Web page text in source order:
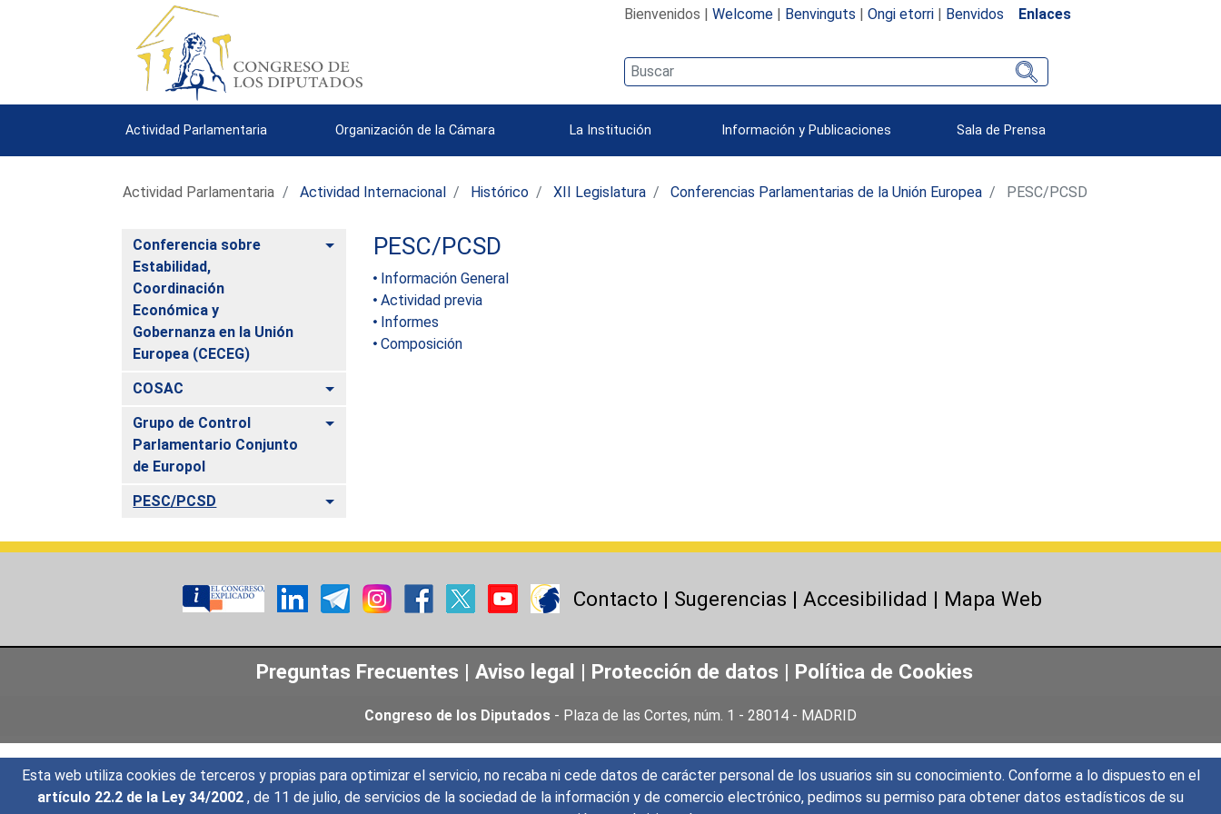
Esta web utiliza cookies de terceros y propias para optimizar el servicio, no recaba ni cede datos de carácter personal de los usuarios sin su conocimiento. Conforme a lo dispuesto en el
artículo 22.2 de la Ley 34/2002 , de 11 de julio, de servicios de la sociedad de la información y de comercio electrónico, pedimos su permiso para obtener datos estadísticos de su
Bienvenidos | Welcome| Benvinguts | Ongi etorri| Benvidos Enlaces
Actividad Parlamentaria Organización de la Cámara La Institución Información y Publicaciones Sala de Prensa
Actividad Parlamentaria Actividad Internacional Histórico XII Legislatura Conferencias Parlamentarias de la Unión Europea PESC/PCSD
Conferencia sobre
Estabilidad,
Coordinación
Económica y
Gobernanza en la Unión
Europea (CECEG)
Alternar
COSAC Alternar
Grupo de Control
Parlamentario Conjunto
de Europol
Alternar
PESC/PCSD Alternar
PESC/PCSD
Información General
Actividad previa
Informes
Composición
Contacto | Sugerencias | Accesibilidad | Mapa Web
Preguntas Frecuentes | Aviso legal | Protección de datos | Política de Cookies
Congreso de los Diputados- Plaza de las Cortes, núm. 1 - 28014 - MADRID